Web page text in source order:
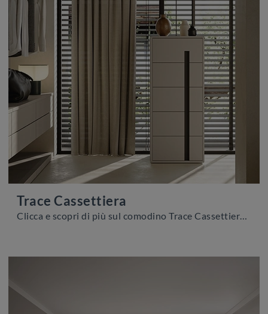
Trace Cassettiera
Clicca e scopri di più sul comodino Trace Cassettiera: Comodini e mobili con cassetti di Colombini Casa sono ideali per spazi moderni.